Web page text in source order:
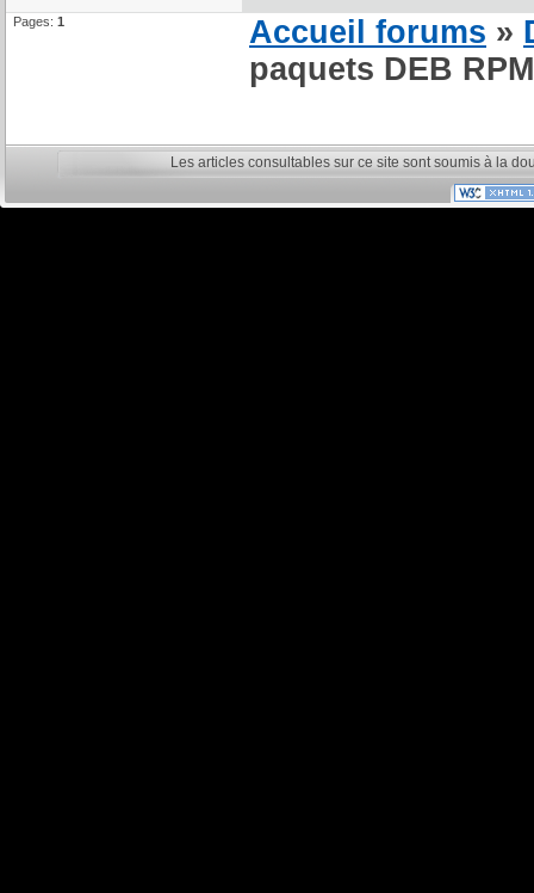
Pages: 1 Accueil forums »
paquets DEB
Les articles consultables sur ce site sont soumis à la